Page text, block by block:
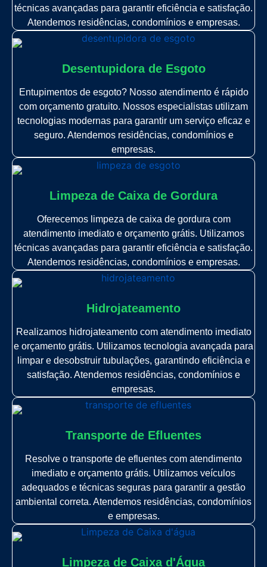
técnicas avançadas para garantir eficiência e satisfação.
Atendemos residências, condomínios e empresas.
Desentupidora de Esgoto
Entupimentos de esgoto? Nosso atendimento é rápido
com orçamento gratuito. Nossos especialistas utilizam
tecnologias modernas para garantir um serviço eficaz e
seguro. Atendemos residências, condomínios e
empresas.
Limpeza de Caixa de Gordura
Oferecemos limpeza de caixa de gordura com
atendimento imediato e orçamento grátis. Utilizamos
técnicas avançadas para garantir eficiência e satisfação.
Atendemos residências, condomínios e empresas.
Hidrojateamento
Realizamos hidrojateamento com atendimento imediato
e orçamento grátis. Utilizamos tecnologia avançada para
limpar e desobstruir tubulações, garantindo eficiência e
satisfação. Atendemos residências, condomínios e
empresas.
Transporte de Efluentes
Resolve o transporte de efluentes com atendimento
imediato e orçamento grátis. Utilizamos veículos
adequados e técnicas seguras para garantir a gestão
ambiental correta. Atendemos residências, condomínios
e empresas.
Limpeza de Caixa d'Água